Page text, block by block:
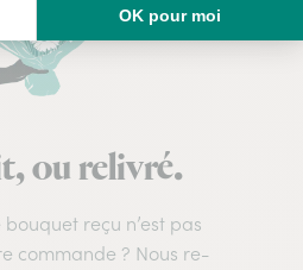
ou relivré.
reçu n’est pas
commande ? Nous re-